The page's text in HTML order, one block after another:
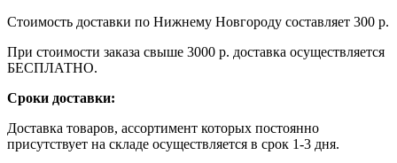
Стоимость доставки по Нижнему Новгороду составляет 300 р.
При стоимости заказа свыше 3000 р. доставка осуществляется
БЕСПЛАТНО.
Сроки доставки:
Доставка товаров, ассортимент которых постоянно
присутствует на складе осуществляется в срок 1-3 дня.